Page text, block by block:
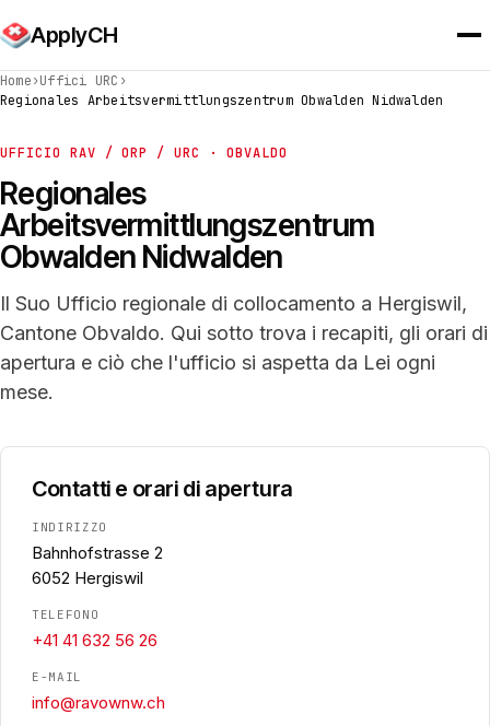
ApplyCH
Home›Uffici URC ›
Regionales Arbeitsvermittlungszentrum Obwalden Nidwalden
UFFICIO RAV / ORP / URC · OBVALDO
Regionales
Arbeitsvermittlungszentrum
Obwalden Nidwalden
Il Suo Ufficio regionale di collocamento a Hergiswil,
Cantone Obvaldo. Qui sotto trova i recapiti, gli orari di
apertura e ciò che l'ufficio si aspetta da Lei ogni
mese.
Contatti e orari di apertura
INDIRIZZO
Bahnhofstrasse 2
6052 Hergiswil
TELEFONO
+41 41 632 56 26
E-MAIL
info@ravownw.ch